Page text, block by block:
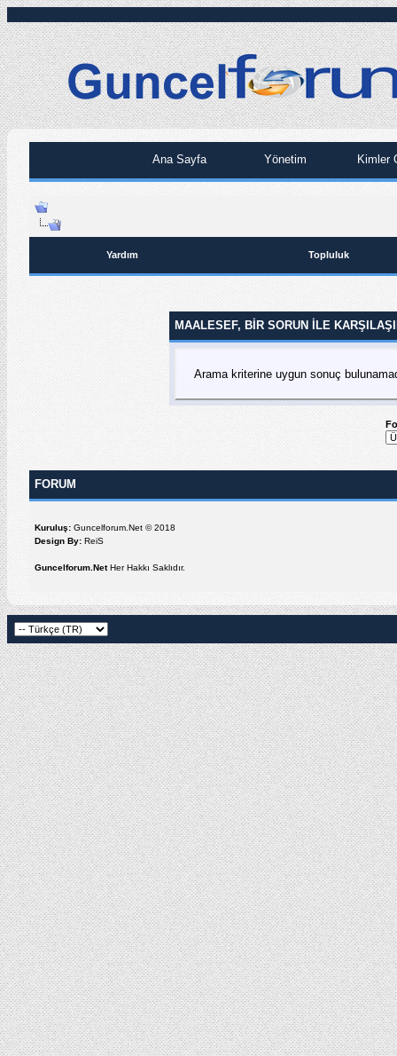
Ana Sayfa Yönetim Kimler
Yardım Topluluk
MAALESEF, BIR SORUN ILE
Arama kriterine uygun sonuç
FORUM
Kuruluş: Guncelforum.Net © 2018
Design By: ReiS
Guncelforum.NetHer Hakkı Saklıdır.